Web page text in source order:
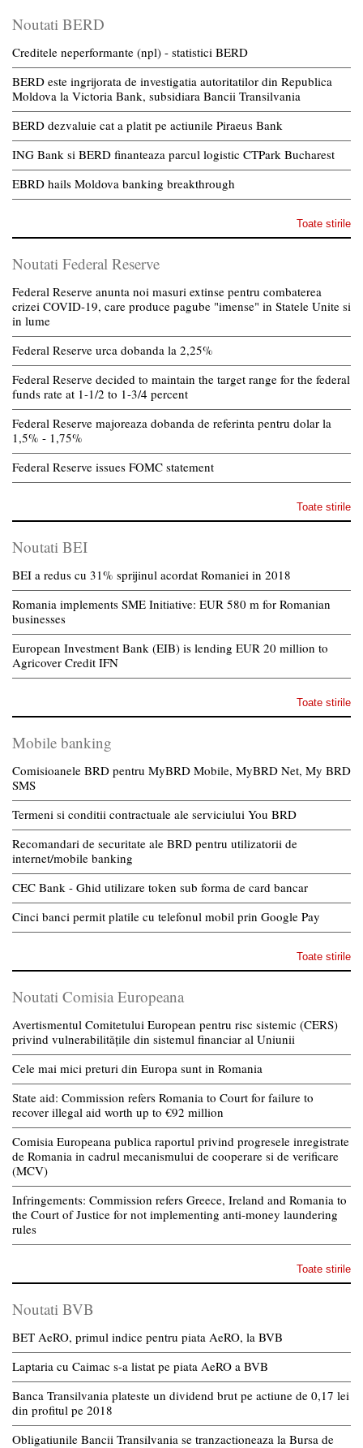
Noutati BERD
Creditele neperformante (npl) - statistici BERD
BERD este ingrijorata de investigatia autoritatilor din Republica
Moldova la Victoria Bank, subsidiara Bancii Transilvania
BERD dezvaluie cat a platit pe actiunile Piraeus Bank
ING Bank si BERD finanteaza parcul logistic CTPark Bucharest
EBRD hails Moldova banking breakthrough
Toate stirile
Noutati Federal Reserve
Federal Reserve anunta noi masuri extinse pentru combaterea
crizei COVID-19, care produce pagube "imense" in Statele Unite si
in lume
Federal Reserve urca dobanda la 2,25%
Federal Reserve decided to maintain the target range for the federal
funds rate at 1-1/2 to 1-3/4 percent
Federal Reserve majoreaza dobanda de referinta pentru dolar la
1,5% - 1,75%
Federal Reserve issues FOMC statement
Toate stirile
Noutati BEI
BEI a redus cu 31% sprijinul acordat Romaniei in 2018
Romania implements SME Initiative: EUR 580 m for Romanian
businesses
European Investment Bank (EIB) is lending EUR 20 million to
Agricover Credit IFN
Toate stirile
Mobile banking
Comisioanele BRD pentru MyBRD Mobile, MyBRD Net, My BRD
SMS
Termeni si conditii contractuale ale serviciului You BRD
Recomandari de securitate ale BRD pentru utilizatorii de
internet/mobile banking
CEC Bank - Ghid utilizare token sub forma de card bancar
Cinci banci permit platile cu telefonul mobil prin Google Pay
Toate stirile
Noutati Comisia Europeana
Avertismentul Comitetului European pentru risc sistemic (CERS)
privind vulnerabilitățile din sistemul financiar al Uniunii
Cele mai mici preturi din Europa sunt in Romania
State aid: Commission refers Romania to Court for failure to
recover illegal aid worth up to €92 million
Comisia Europeana publica raportul privind progresele inregistrate
de Romania in cadrul mecanismului de cooperare si de verificare
(MCV)
Infringements: Commission refers Greece, Ireland and Romania to
the Court of Justice for not implementing anti-money laundering
rules
Toate stirile
Noutati BVB
BET AeRO, primul indice pentru piata AeRO, la BVB
Laptaria cu Caimac s-a listat pe piata AeRO a BVB
Banca Transilvania plateste un dividend brut pe actiune de 0,17 lei
din profitul pe 2018
Obligatiunile Bancii Transilvania se tranzactioneaza la Bursa de